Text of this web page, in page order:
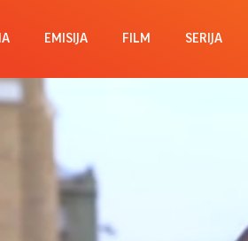
EMISIJA FILM SERIJA